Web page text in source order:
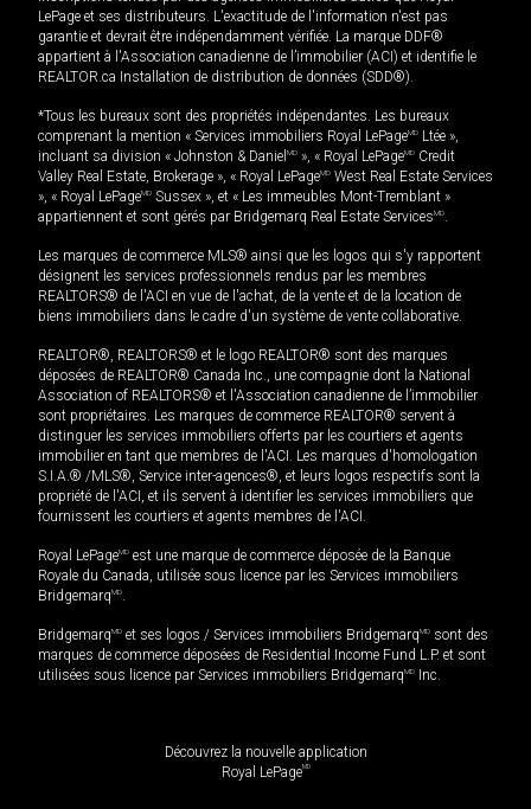
LePage et ses distributeurs. L'exactitude de l'information n'est pas
garantie et devrait être indépendamment vérifiée. La marque DDF®
appartient à l'Association canadienne de l’immobilier (ACI) et identifie le
REALTOR.ca Installation de distribution de données (SDD®).
*Tous les bureaux sont des propriétés indépendantes. Les bureaux
comprenant la mention « Services immobiliers Royal LePageMD Ltée »,
incluant sa division « Johnston & Daniel MD », « Royal LePageMD Credit
Valley Real Estate, Brokerage », « Royal LePageMD West Real Estate Services
», « Royal LePageMD Sussex », et « Les immeubles Mont-Tremblant »
appartiennent et sont gérés par Bridgemarq Real Estate ServicesMD.
Les marques de commerce MLS® ainsi que les logos qui s'y rapportent
désignent les services professionnels rendus par les membres
REALTORS® de l'ACI en vue de l'achat, de la vente et de la location de
biens immobiliers dans le cadre d'un système de vente collaborative.
REALTOR®, REALTORS® et le logo REALTOR® sont des marques
déposées de REALTOR® Canada Inc., une compagnie dont la National
Association of REALTORS® et l'Association canadienne de l’immobilier
sont propriétaires. Les marques de commerce REALTOR® servent à
distinguer les services immobiliers offerts par les courtiers et agents
immobilier en tant que membres de l'ACI. Les marques d'homologation
S.I.A.® /MLS®, Service inter-agences®, et leurs logos respectifs sont la
propriété de l'ACI, et ils servent à identifier les services immobiliers que
fournissent les courtiers et agents membres de l'ACI.
Royal LePageMD est une marque de commerce déposée de la Banque
Royale du Canada, utilisée sous licence par les Services immobiliers
BridgemarqMD.
BridgemarqMD et ses logos / Services immobiliers BridgemarqMD sont des
marques de commerce déposées de Residential Income Fund L.P. et sont
utilisées sous licence par Services immobiliers BridgemarqMD Inc.
Découvrez la nouvelle application
Royal LePageMD